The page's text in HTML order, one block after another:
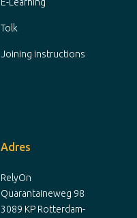
Tolk
Joining instructions
Adres
RelyOn
Quarantaineweg 98
3089 KP Rotterdam-